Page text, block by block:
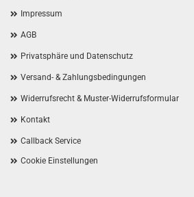
Impressum
AGB
Privatsphäre und Datenschutz
Versand- & Zahlungsbedingungen
Widerrufsrecht & Muster-Widerrufsformular
Kontakt
Callback Service
Cookie Einstellungen